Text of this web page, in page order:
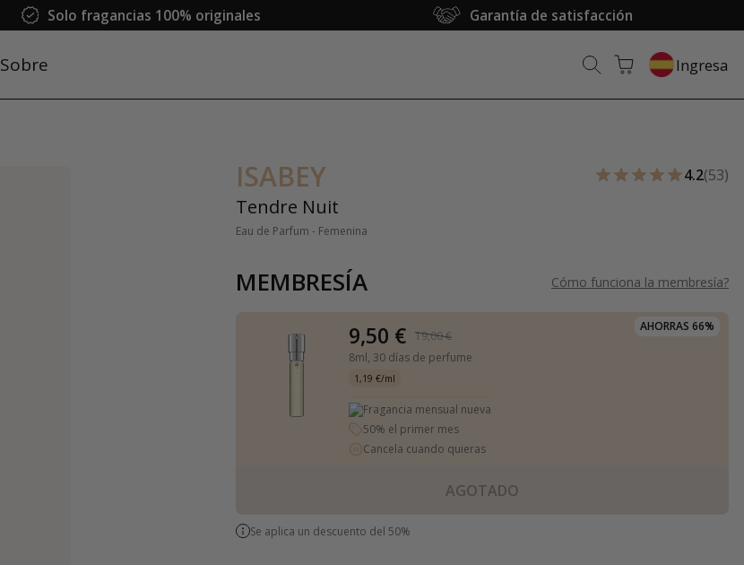
Solo fragancias 100% originales Garantía de satisfacción
Sobre Ingresa
ISABEY
Tendre Nuit
Eau de Parfum - Femenina
4.2(53)
MEMBRESÍA Cómo funciona la membresía?
AHORRAS 66%
9,50 €
19,00 €
8ml, 30 días de perfume
1,19 €/ml
Fragancia mensual nueva
50% el primer mes
Cancela cuando quieras
AGOTADO
Se aplica un descuento del 50%